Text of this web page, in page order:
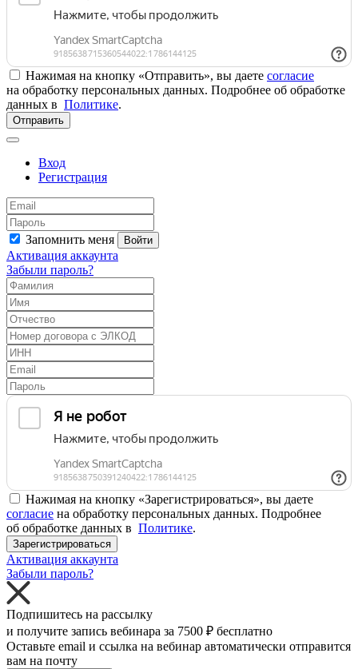
Нажимая на кнопку «Отправить», вы даете согласие
на обработку персональных данных. Подробнее об обработке
данных в Политике.
Отправить
Вход
Регистрация
Запомнить меня Войти
Активация аккаунта
Забыли пароль?
Нажимая на кнопку «Зарегистрироваться», вы даете
согласие на обработку персональных данных. Подробнее
об обработке данных в Политике.
Зарегистрироваться
Активация аккаунта
Забыли пароль?
Подпишитесь на рассылку
и получите запись вебинара за 7500 ₽ бесплатно
Оставьте email и ссылка на вебинар автоматически отправится
вам на почту